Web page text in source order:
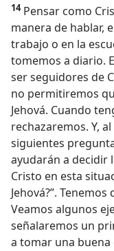
14Pensar como
manera de hablar,
trabajo o en la
tomemos a diario.
ser seguidores de
no permitiremos
Jehová. Cuando
rechazaremos. Y,
siguientes
ayudarán a decidir
Cristo en esta
Jehová?”.
Veamos algunos
señalaremos un
a tomar una buena